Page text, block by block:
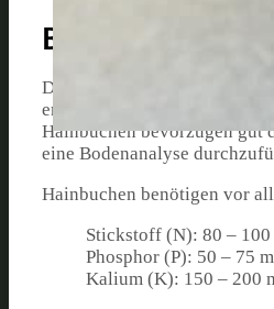
Die Hainbuche (Carpinus
ermöglichen, ist die richtige
Hainbuchen bevorzugen gut
eine Bodenanalyse
Hainbuchen benötigen vor
Stickstoff (N): 80 –
Phosphor (P): 50 – 75
Kalium (K): 150 – 200